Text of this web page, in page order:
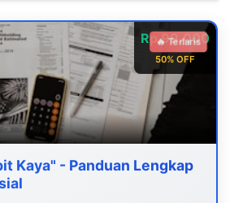
Rp 99.000
50% OFF
🔥 Terlaris
Kaya" - Panduan Lengkap